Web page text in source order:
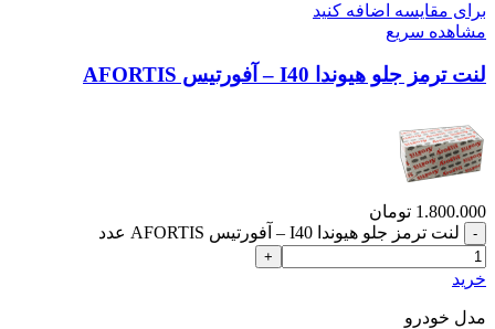
برای مقایسه اضافه کنید
مشاهده سریع
لنت ترمز جلو هیوندا I40 – آفورتیس AFORTIS
1.800.000 تومان
لنت ترمز جلو هیوندا I40 – آفورتیس AFORTIS عدد
خرید
مدل خودرو